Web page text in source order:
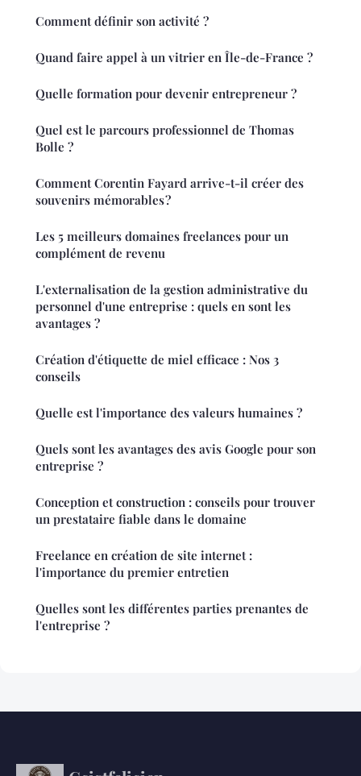
Comment définir son activité ?
Quand faire appel à un vitrier en Île-de-France ?
Quelle formation pour devenir entrepreneur ?
Quel est le parcours professionnel de Thomas
Bolle ?
Comment Corentin Fayard arrive-t-il créer des
souvenirs mémorables ?
Les 5 meilleurs domaines freelances pour un
complément de revenu
L'externalisation de la gestion administrative du
personnel d'une entreprise : quels en sont les
avantages ?
Création d'étiquette de miel efficace : Nos 3
conseils
Quelle est l'importance des valeurs humaines ?
Quels sont les avantages des avis Google pour son
entreprise ?
Conception et construction : conseils pour trouver
un prestataire fiable dans le domaine
Freelance en création de site internet :
l'importance du premier entretien
Quelles sont les différentes parties prenantes de
l'entreprise ?